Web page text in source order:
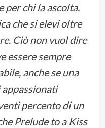
per chi la ascolta.
che si elevi oltre
Ciò non vuol dire
essere sempre
anche se una
percento di un
Prelude to a Kiss